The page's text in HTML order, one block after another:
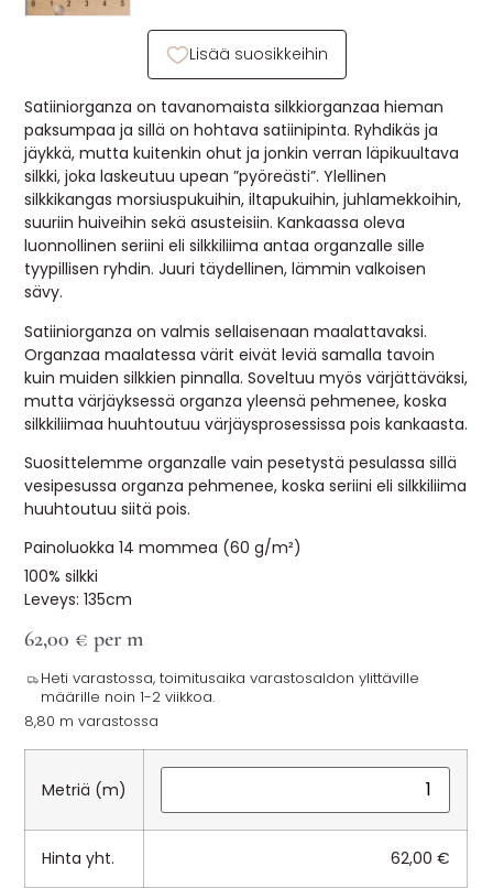
OHJEITA
USEIN KYSYTTYÄ
OTA YHTEYTTÄ
Satiiniorganza on tavanomaista silkkiorganzaa hieman
paksumpaa ja sillä on hohtava satiinipinta. Ryhdikäs ja
jäykkä, mutta kuitenkin ohut ja jonkin verran läpikuultava
silkki, joka laskeutuu upean ”pyöreästi”. Ylellinen
silkkikangas morsiuspukuihin, iltapukuihin, juhlamekkoihin,
suuriin huiveihin sekä asusteisiin. Kankaassa oleva
luonnollinen seriini eli silkkiliima antaa organzalle sille
tyypillisen ryhdin. Juuri täydellinen, lämmin valkoisen
sävy.
Satiiniorganza on valmis sellaisenaan maalattavaksi.
Organzaa maalatessa värit eivät leviä samalla tavoin
kuin muiden silkkien pinnalla. Soveltuu myös värjättäväksi,
mutta värjäyksessä organza yleensä pehmenee, koska
silkkiliimaa huuhtoutuu värjäysprosessissa pois kankaasta.
Suosittelemme organzalle vain pesetystä pesulassa sillä
vesipesussa organza pehmenee, koska seriini eli silkkiliima
huuhtoutuu siitä pois.
Painoluokka 14 mommea (60 g/m²)
100% silkki
Leveys: 135cm
62,00 € per m
Heti varastossa, toimitusaika varastosaldon ylittäville
määrille noin 1-2 viikkoa.
8,80 m varastossa
Metriä (m)
Hinta yht. 62,00€
Lisää suosikkeihin